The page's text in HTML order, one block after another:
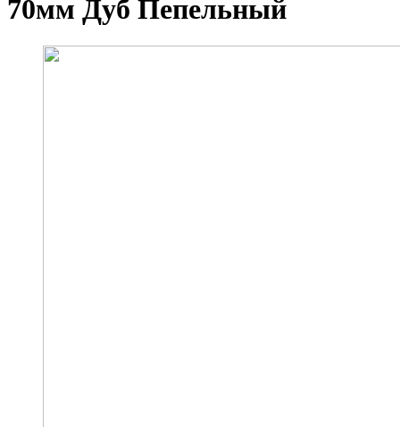
70мм Дуб Пепельный